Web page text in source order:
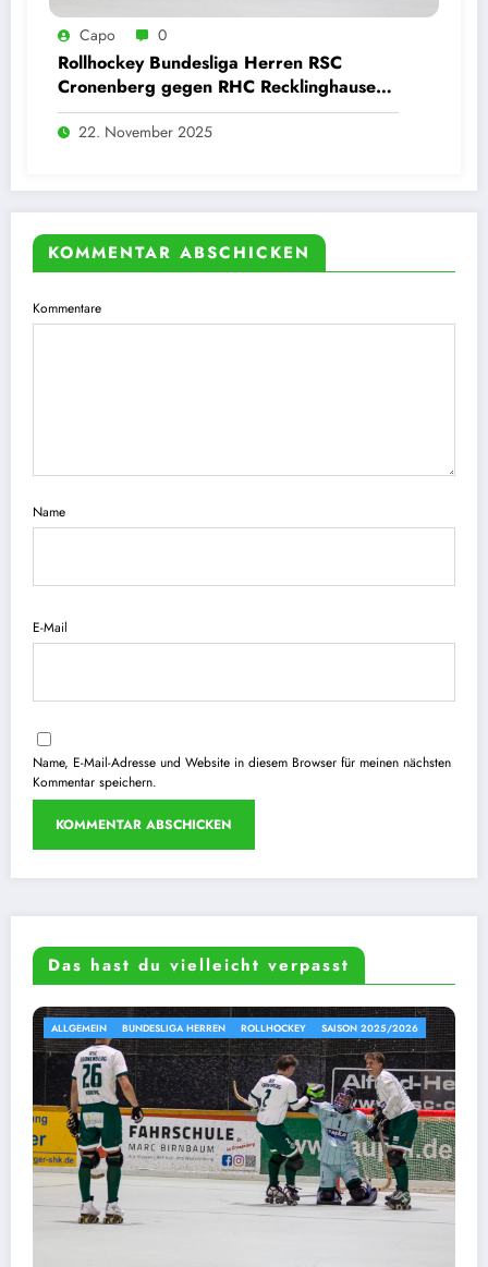
Capo 0
Rollhockey Bundesliga Herren RSC
Cronenberg gegen RHC Recklinghausen
22.11.2025
22. November 2025
KOMMENTAR ABSCHICKEN
Kommentare
Name
E-Mail
Name, E-Mail-Adresse und Website in diesem Browser für meinen nächsten
Kommentar speichern.
Das hast du vielleicht verpasst
ALLGEMEIN BUNDESLIGA HERREN ROLLHOCKEY SAISON 2025/2026